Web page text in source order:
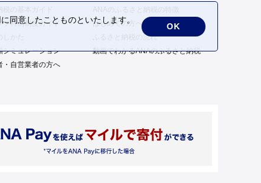
税の基本ガイド
ANAのふるさと納税の特徴
プ特例制度ガイド
はじめての方へ
ふるさと納税の流れ
シミュレーション
動画でわかるANAのふるさと納税
・自営業者の方へ
同意したことものといたします。
OK